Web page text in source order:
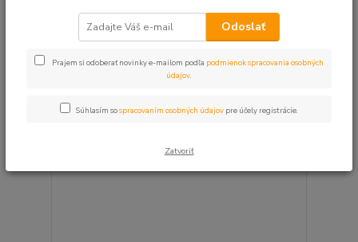
Upresniť parametre
Najdrahšie
Zobrazujem 1-1 z 1
Odoslať
Prajem si odoberať novinky e-mailom podľa podmienok spracovania osobných
údajov.
Súhlasím sospracovaním osobných údajov pre účely registrácie.
Zatvoriť